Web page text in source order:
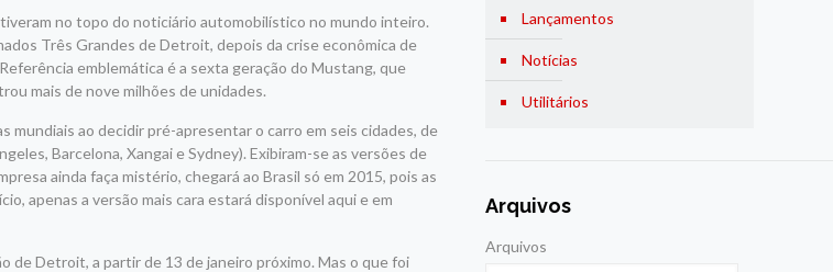
no topo do noticiário automobilístico no mundo inteiro.
Três Grandes de Detroit, depois da crise econômica de
emblemática é a sexta geração do Mustang, que
mais de nove milhões de unidades.
ao decidir pré-apresentar o carro em seis cidades, de
Barcelona, Xangai e Sydney). Exibiram-se as versões de
ainda faça mistério, chegará ao Brasil só em 2015, pois as
apenas a versão mais cara estará disponível aqui e em
de Detroit, a partir de 13 de janeiro próximo. Mas o que foi
Lançamentos
Notícias
Utilitários
Arquivos
Arquivos